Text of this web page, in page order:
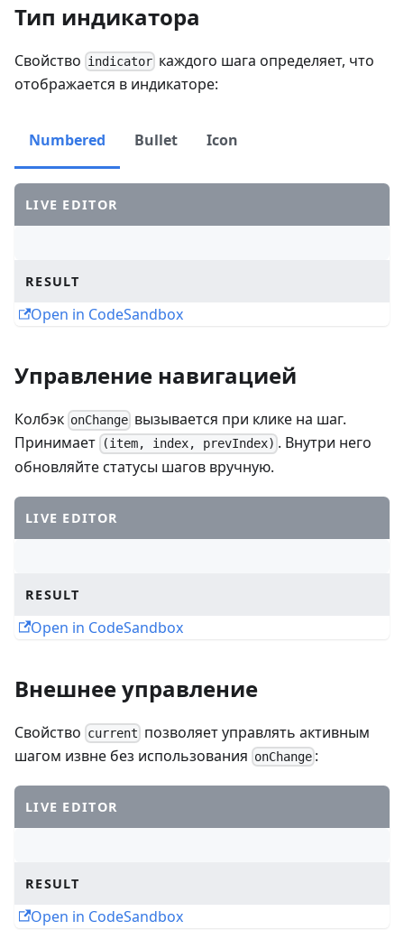
Тип индикатора
Свойство indicator каждого шага определяет, что
отображается в индикаторе:
Numbered Bullet Icon
LIVE EDITOR
RESULT
Open in CodeSandbox
Управление навигацией
Колбэк onChange вызывается при клике на шаг.
Принимает
(item, index, prevIndex) . Внутри него
обновляйте статусы шагов вручную.
LIVE EDITOR
RESULT
Open in CodeSandbox
Внешнее управление
Свойство current позволяет управлять активным
шагом извне без использования onChange :
LIVE EDITOR
RESULT
Open in CodeSandbox